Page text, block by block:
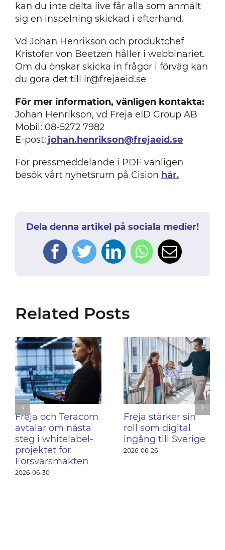
kan du inte delta live får alla som anmält
sig en inspelning skickad i efterhand.
Vd Johan Henrikson och produktchef
Kristofer von Beetzen håller i webbinariet.
Om du önskar skicka in frågor i förväg kan
du göra det till ir@frejaeid.se
För mer information, vänligen kontakta:
Johan Henrikson, vd Freja eID Group AB
Mobil: 08-5272 7982
E-post: johan.henrikson@frejaeid.se
För pressmeddelande i PDF vänligen
besök vårt nyhetsrum på Cision här.
Dela denna artikel på sociala medier!
Facebook
TwitterLinkedInWhatsApp
Email
Related Posts
Freja och Teracom
avtalar om nästa
steg i whitelabel-
projektet för
Försvarsmakten
2026-06-30
Freja stärker sin
roll som digital
ingång till Sverige
2026-06-26